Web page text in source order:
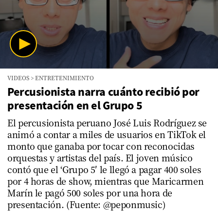
seconds
minutes,
24
seconds
VIDEOS >ENTRETENIMIENTO
Percusionista narra cuánto recibió por
presentación en el Grupo 5
El percusionista peruano José Luis Rodríguez se
animó a contar a miles de usuarios en TikTok el
monto que ganaba por tocar con reconocidas
orquestas y artistas del país. El joven músico
contó que el ‘Grupo 5′ le llegó a pagar 400 soles
por 4 horas de show, mientras que Maricarmen
Marín le pagó 500 soles por una hora de
presentación. (Fuente: @peponmusic)